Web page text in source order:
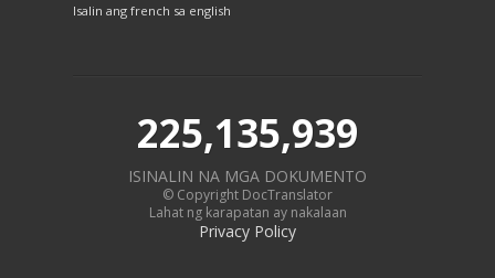
Isalin ang french sa english
225,135,939
ISINALIN NA MGA DOKUMENTO
© Copyright DocTranslator
Lahat ng karapatan ay nakalaan
Privacy Policy